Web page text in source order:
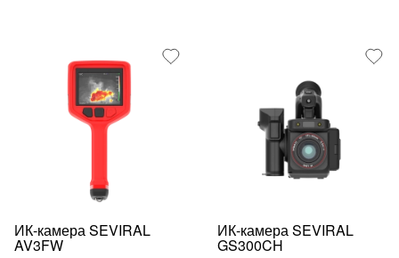
ИК-камера SEVIRAL
AV3FW
ИК-камера SEVIRAL
GS300CH